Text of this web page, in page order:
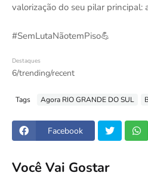
valorização do seu pilar principal:
#SemLutaNãotemPiso💪
Destaques
6/trending/recent
Tags Agora RIO GRANDE DO SUL
Facebook
Você Vai Gostar